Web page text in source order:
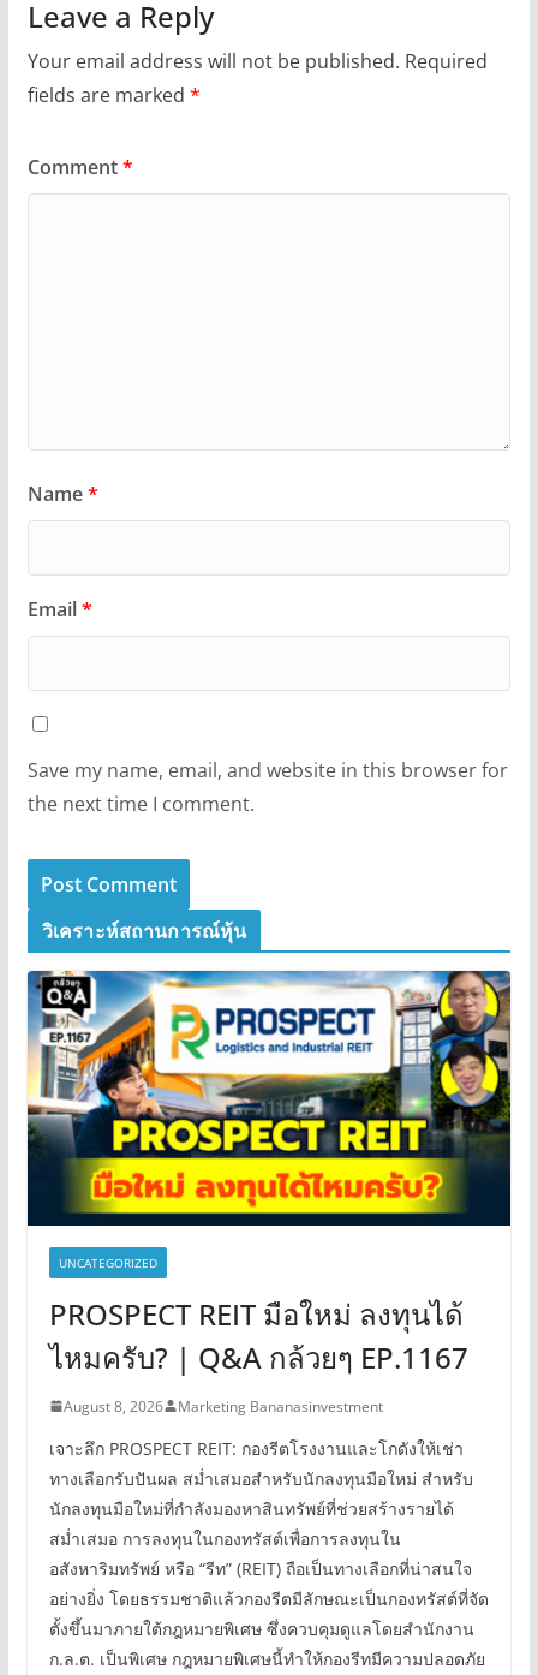
Leave a Reply
Your email address will not be published. Required
fields are marked *
Comment*
Name*
Email*
Save my name, email, and website in this browser for
the next time I comment.
วิเคราะห์สถานการณ์หุ้น
UNCATEGORIZED
PROSPECT REIT มือใหม่ ลงทุนได้
ไหมครับ? | Q&A กล้วยๆ EP.1167
August 8, 2026 Marketing Bananasinvestment
เจาะลึก PROSPECT REIT: กองรีตโรงงานและโกดังให้เช่า
ทางเลือกรับปันผล สม่ำเสมอสำหรับนักลงทุนมือใหม่ สำหรับ
นักลงทุนมือใหม่ที่กำลังมองหาสินทรัพย์ที่ช่วยสร้างรายได้
สม่ำเสมอ การลงทุนในกองทรัสต์เพื่อการลงทุนใน
อสังหาริมทรัพย์ หรือ “รีท” (REIT) ถือเป็นทางเลือกที่น่าสนใจ
อย่างยิ่ง โดยธรรมชาติแล้วกองรีตมีลักษณะเป็นกองทรัสต์ที่จัด
ตั้งขึ้นมาภายใต้กฎหมายพิเศษ ซึ่งควบคุมดูแลโดยสำนักงาน
ก.ล.ต. เป็นพิเศษ กฎหมายพิเศษนี้ทำให้กองรีทมีความปลอดภัย